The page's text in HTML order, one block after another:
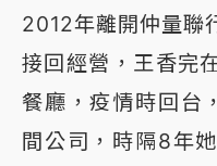
2012年離開仲量聯
接回經營，王香完
餐廳，疫情時回台
間公司，時隔8年